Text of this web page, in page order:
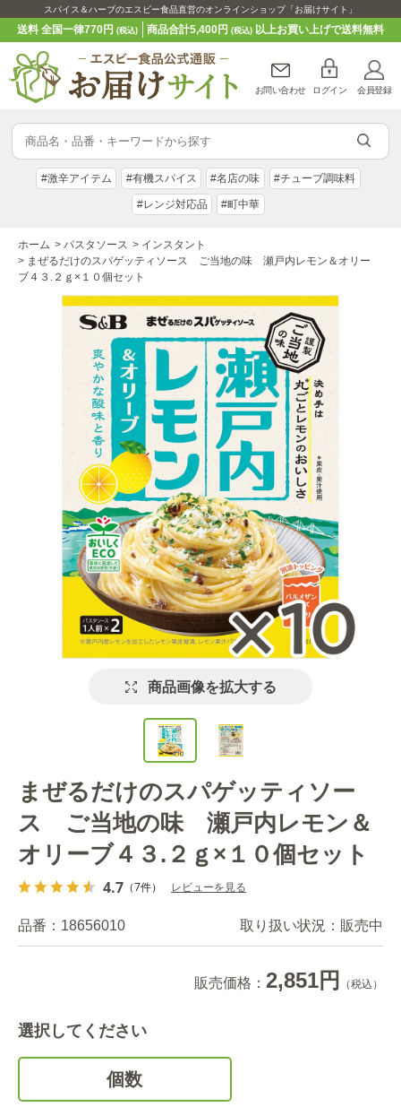
スパイス＆ハーブのエスビー食品直営のオンラインショップ「お届けサイト」
送料 全国一律770円(税込) 商品合計5,400円 (税込)以上お買い上げで送料無料
お問い合わせ ログイン 会員登録
#激辛アイテム #有機スパイス #名店の味 #チューブ調味料
#レンジ対応品 #町中華
ホーム > パスタソース > インスタント
> まぜるだけのスパゲッティソース ご当地の味 瀬戸内レモン＆オリー
ブ４３.２ｇ×１０個セット
商品画像を拡大する
まぜるだけのスパゲッティソー
ス ご当地の味 瀬戸内レモン＆
オリーブ４３.２ｇ×１０個セット
4.7 （7件） レビューを見る
品番： 18656010 取り扱い状況： 販売中
販売価格： 2,851円 （税込）
選択してください
個数